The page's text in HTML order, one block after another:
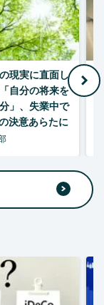
現実に直面し
自分の将来を
」、失業中で
決意あらたに